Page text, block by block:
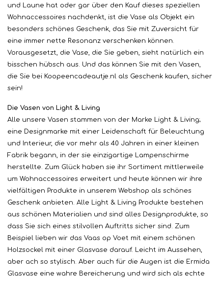
und Laune hat oder gar über den Kauf dieses speziellen
Wohnaccessoires nachdenkt, ist die Vase als Objekt ein
besonders schönes Geschenk, das Sie mit Zuversicht für
eine immer nette Resonanz verschenken können.
Vorausgesetzt, die Vase, die Sie geben, sieht natürlich ein
bisschen hübsch aus. Und das können Sie mit den Vasen,
die Sie bei Koopeencadeautje.nl als Geschenk kaufen, sicher
sein!
Die Vasen von Light & Living
Alle unsere Vasen stammen von der Marke Light & Living;
eine Designmarke mit einer Leidenschaft für Beleuchtung
und Interieur, die vor mehr als 40 Jahren in einer kleinen
Fabrik begann, in der sie einzigartige Lampenschirme
herstellte. Zum Glück haben sie ihr Sortiment mittlerweile
um Wohnaccessoires erweitert und heute können wir ihre
vielfältigen Produkte in unserem Webshop als schönes
Geschenk anbieten. Alle Light & Living Produkte bestehen
aus schönen Materialien und sind alles Designprodukte, so
dass Sie sich eines stilvollen Auftritts sicher sind. Zum
Beispiel lieben wir das Vaas op Voet mit einem schönen
Holzsockel mit einer Glasvase darauf. Leicht im Aussehen,
aber ach so stylisch. Aber auch für die Augen ist die Ermida
Glasvase eine wahre Bereicherung und wird sich als echte